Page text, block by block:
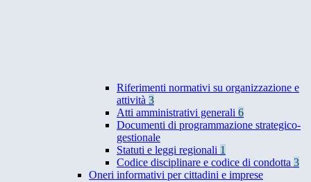
Riferimenti normativi su organizzazione e
attività 3
Atti amministrativi generali 6
Documenti di programmazione strategico-
gestionale
Statuti e leggi regionali 1
Codice disciplinare e codice di condotta 3
Oneri informativi per cittadini e imprese